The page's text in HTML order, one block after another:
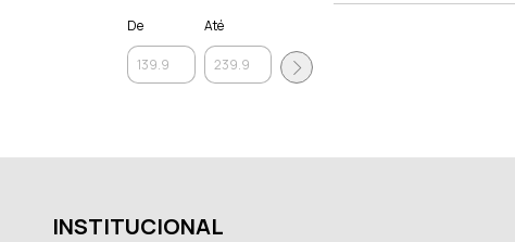
De Até
INSTITUCIONAL